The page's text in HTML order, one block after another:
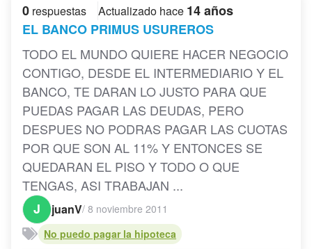
0 respuestas Actualizado hace 14 años
EL BANCO PRIMUS USUREROS
TODO EL MUNDO QUIERE HACER NEGOCIO
CONTIGO, DESDE EL INTERMEDIARIO Y EL
BANCO, TE DARAN LO JUSTO PARA QUE
PUEDAS PAGAR LAS DEUDAS, PERO
DESPUES NO PODRAS PAGAR LAS CUOTAS
POR QUE SON AL 11% Y ENTONCES SE
QUEDARAN EL PISO Y TODO O QUE
TENGAS, ASI TRABAJAN ...
J
juanV/ 8 noviembre 2011
No puedo pagar la hipoteca